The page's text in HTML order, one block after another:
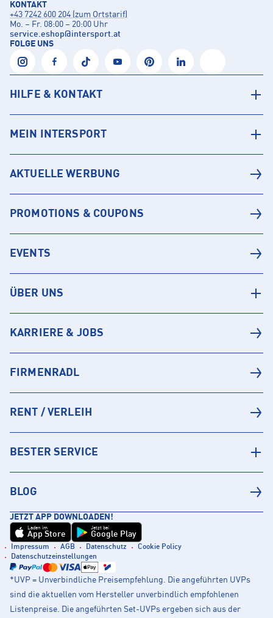
KONTAKT
+43 7242 600 204 (zum Ortstarif)
Mo. – Fr. 08:00 – 20:00 Uhr
service.eshop@intersport.at
FOLGE UNS
HILFE & KONTAKT
MEIN INTERSPORT
AKTUELLE WERBUNG
PROMOTIONS & COUPONS
EVENTS
ÜBER UNS
KARRIERE & JOBS
FIRMENRADL
RENT / VERLEIH
BESTER SERVICE
BLOG
JETZT APP DOWNLOADEN!
Laden im
App Store
Jetzt bei
Google Play
Impressum AGB Datenschutz
Cookie Policy
Datenschutzeinstellungen
*UVP = Unverbindliche Preisempfehlung. Die angeführten UVPs
sind die aktuellen vom Hersteller unverbindlich empfohlenen
Listenpreise. Die angeführten Set-UVPs ergeben sich aus der